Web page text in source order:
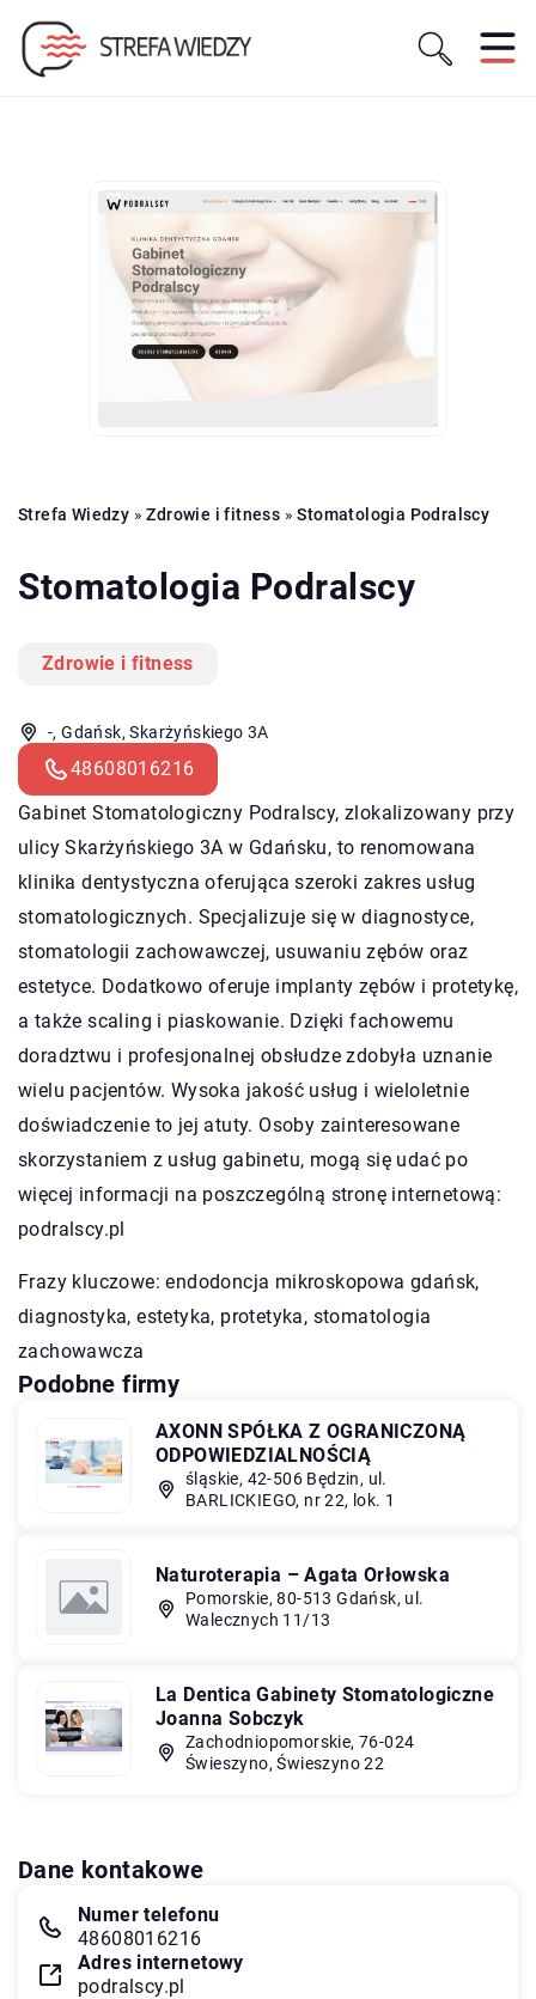
Strefa Wiedzy »Zdrowie i fitness »Stomatologia Podralscy
Stomatologia Podralscy
Zdrowie i fitness
-, Gdańsk, Skarżyńskiego 3A
48608016216
Gabinet Stomatologiczny Podralscy, zlokalizowany przy
ulicy Skarżyńskiego 3A w Gdańsku, to renomowana
klinika dentystyczna oferująca szeroki zakres usług
stomatologicznych. Specjalizuje się w diagnostyce,
stomatologii zachowawczej, usuwaniu zębów oraz
estetyce. Dodatkowo oferuje implanty zębów i protetykę,
a także scaling i piaskowanie. Dzięki fachowemu
doradztwu i profesjonalnej obsłudze zdobyła uznanie
wielu pacjentów. Wysoka jakość usług i wieloletnie
doświadczenie to jej atuty. Osoby zainteresowane
skorzystaniem z usług gabinetu, mogą się udać po
więcej informacji na poszczególną stronę internetową:
podralscy.pl
Frazy kluczowe:endodoncja mikroskopowa gdańsk,
diagnostyka, estetyka, protetyka, stomatologia
zachowawcza
Podobne firmy
AXONN SPÓŁKA Z OGRANICZONĄ
ODPOWIEDZIALNOŚCIĄ
śląskie, 42-506 Będzin, ul.
BARLICKIEGO, nr 22, lok. 1
Naturoterapia – Agata Orłowska
Pomorskie, 80-513 Gdańsk, ul.
Walecznych 11/13
La Dentica Gabinety Stomatologiczne
Joanna Sobczyk
Zachodniopomorskie, 76-024
Świeszyno, Świeszyno 22
Dane kontakowe
Numer telefonu
48608016216
Adres internetowy
podralscy.pl